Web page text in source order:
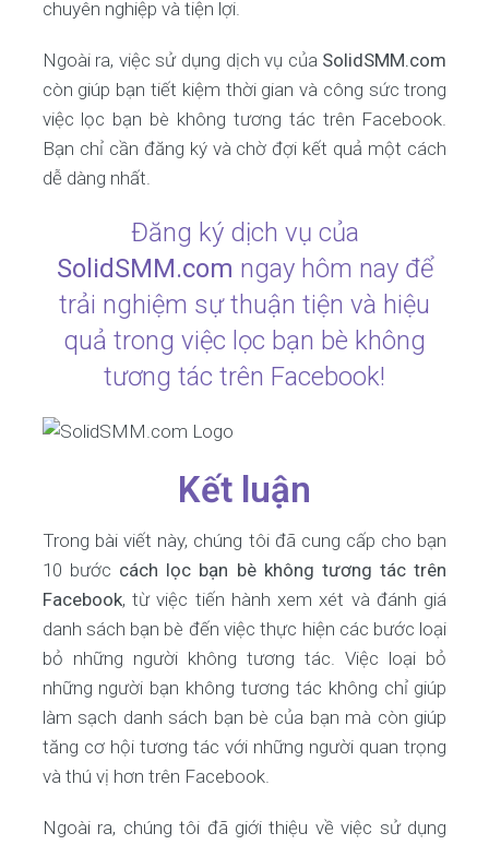
chuyên nghiệp và tiện lợi.
Ngoài ra, việc sử dụng dịch vụ của SolidSMM.com
còn giúp bạn tiết kiệm thời gian và công sức trong
việc lọc bạn bè không tương tác trên Facebook.
Bạn chỉ cần đăng ký và chờ đợi kết quả một cách
dễ dàng nhất.
Đăng ký dịch vụ của
SolidSMM.com ngay hôm nay để
trải nghiệm sự thuận tiện và hiệu
quả trong việc lọc bạn bè không
tương tác trên Facebook!
Kết luận
Trong bài viết này, chúng tôi đã cung cấp cho bạn
10 bước cách lọc bạn bè không tương tác trên
Facebook, từ việc tiến hành xem xét và đánh giá
danh sách bạn bè đến việc thực hiện các bước loại
bỏ những người không tương tác. Việc loại bỏ
những người bạn không tương tác không chỉ giúp
làm sạch danh sách bạn bè của bạn mà còn giúp
tăng cơ hội tương tác với những người quan trọng
và thú vị hơn trên Facebook.
Ngoài ra, chúng tôi đã giới thiệu về việc sử dụng